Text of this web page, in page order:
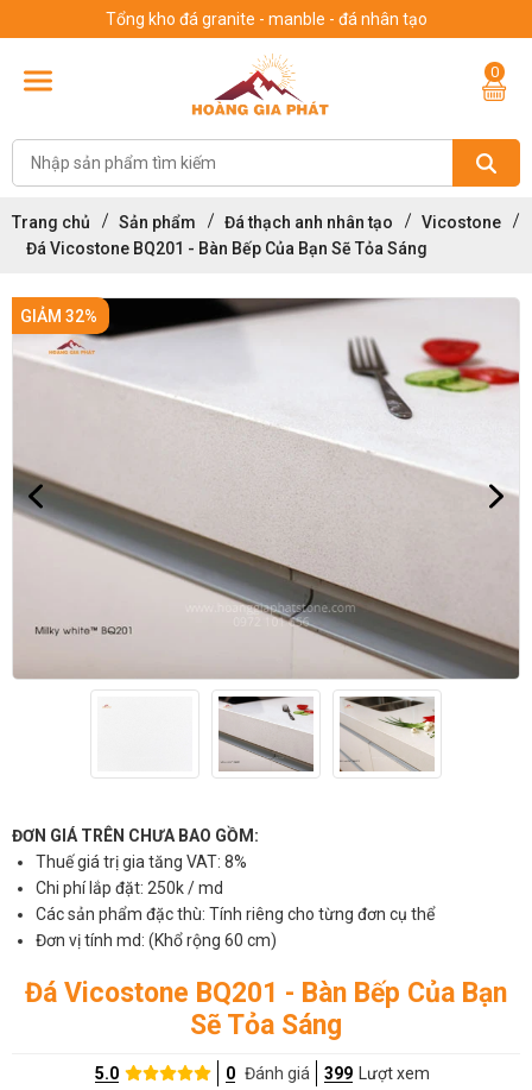
Tổng kho đá granite - manble - đá nhân tạo
0
Trang chủ Sản phẩm Đá thạch anh nhân tạo
Vicostone
Đá Vicostone BQ201 - Bàn Bếp Của Bạn Sẽ Tỏa Sáng
GIẢM 32%
ĐƠN GIÁ TRÊN CHƯA BAO GỒM:
Thuế giá trị gia tăng VAT: 8%
Chi phí lắp đặt: 250k / md
Các sản phẩm đặc thù: Tính riêng cho từng đơn cụ thể
Đơn vị tính md: (Khổ rộng 60 cm)
Đá Vicostone BQ201 - Bàn Bếp Của Bạn
Sẽ Tỏa Sáng
5.0 0 Đánh giá 399 Lượt xem